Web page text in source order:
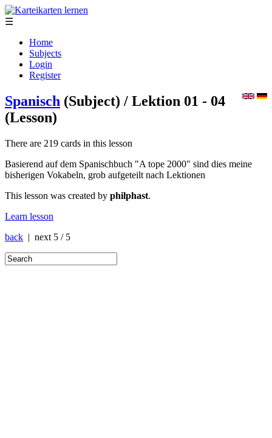
☰
Home
Subjects
Login
Register
Spanisch (Subject) / Lektion 01 - 04
(Lesson)
There are 219 cards in this lesson
Basierend auf dem Spanischbuch "A tope 2000" sind dies meine
bisherigen Vokabeln, grob aufgeteilt nach Lektionen
This lesson was created by philphast.
Learn lesson
back | next 5 / 5